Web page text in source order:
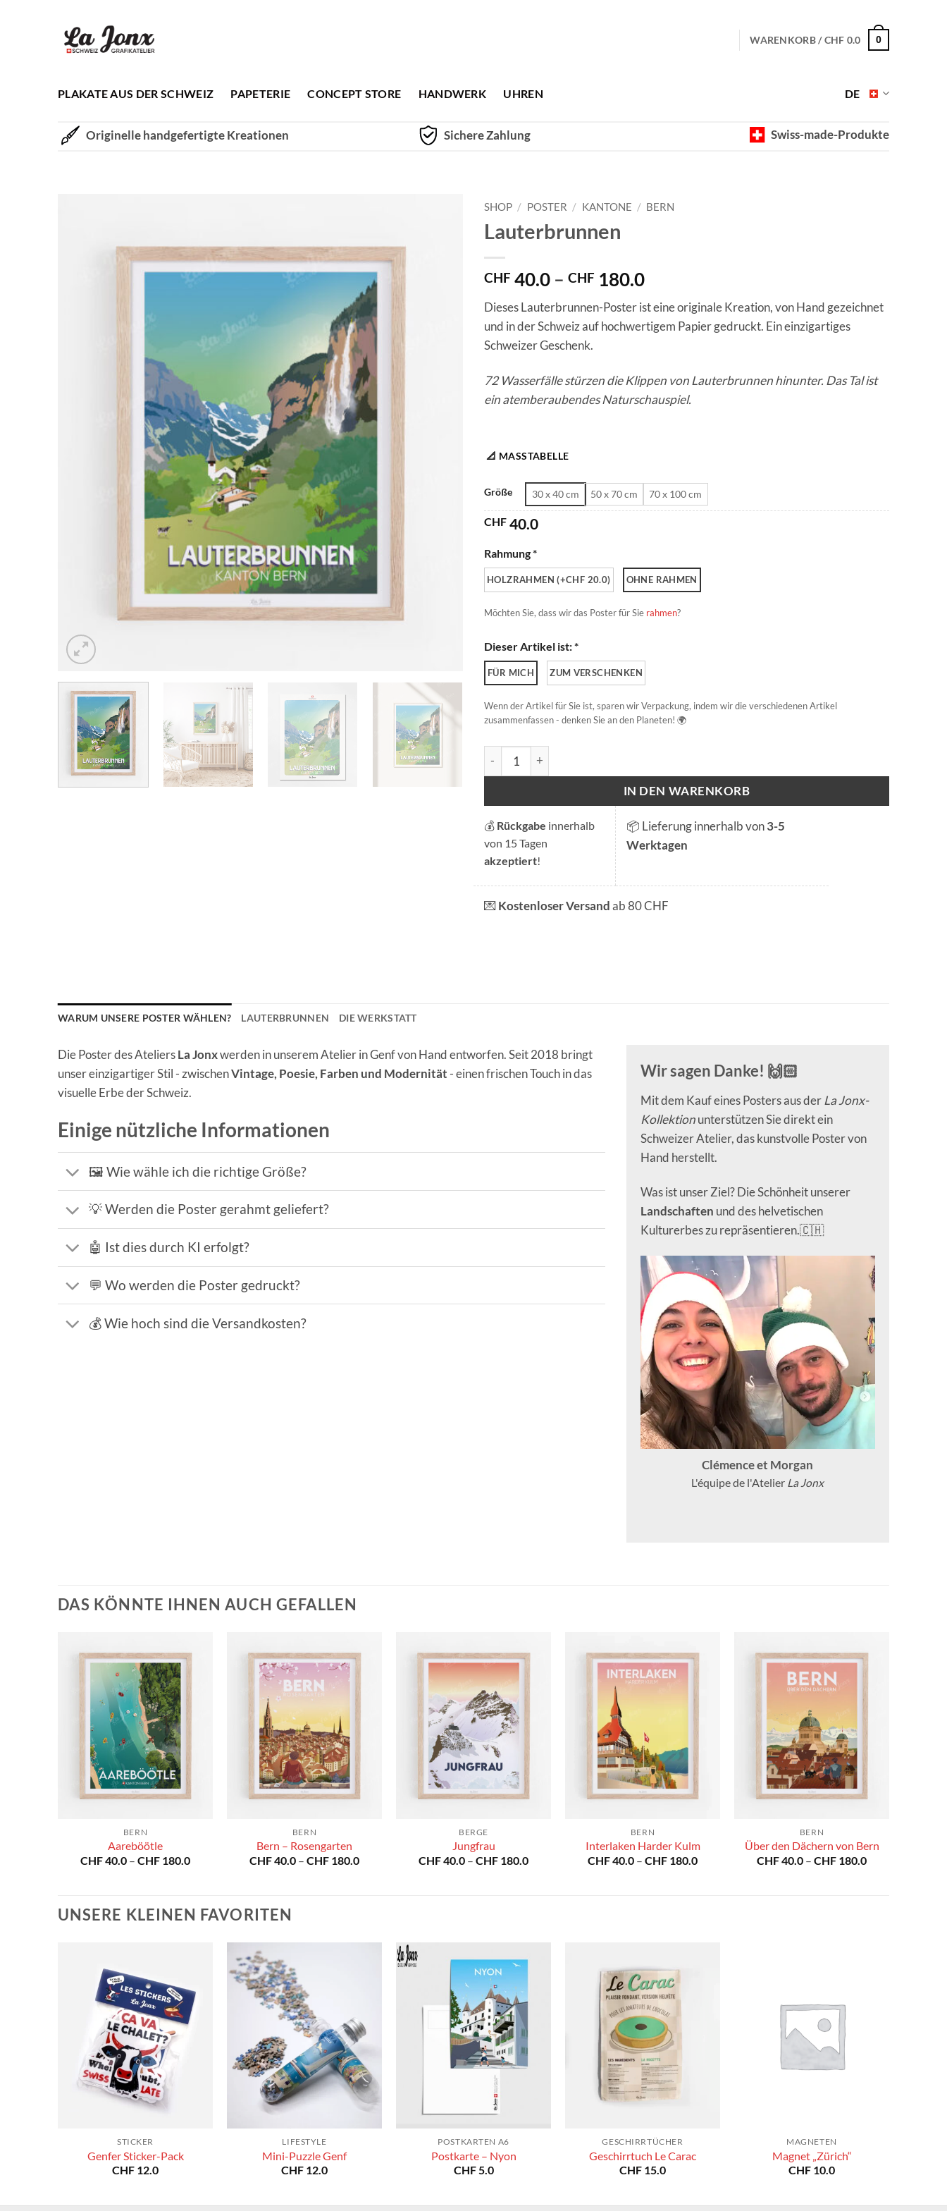
WARENKORB /CHF 0.0 0
PLAKATE AUS DER SCHWEIZ PAPETERIE CONCEPT STORE HANDWERK UHREN DE
Originelle handgefertigte Kreationen Sichere Zahlung Swiss-made-Produkte
SHOP / POSTER / KANTONE / BERN
Lauterbrunnen
CHF 40.0 – CHF 180.0Preisspanne:
CHF 40.0
bis
CHF 180.0
Dieses Lauterbrunnen-Poster ist eine originale Kreation, von Hand gezeichnet
und in der Schweiz auf hochwertigem Papier gedruckt. Ein einzigartiges
Schweizer Geschenk.
72 Wasserfälle stürzen die Klippen von Lauterbrunnen hinunter. Das Tal ist
ein atemberaubendes Naturschauspiel.
📐 MASSTABELLE
Größe 30 x 40 cm 50 x 70 cm 70 x 100 cm
CHF 40.0
Rahmung *
HOLZRAHMEN (+CHF 20.0) OHNE RAHMEN
Möchten Sie, dass wir das Poster für Sie rahmen?
Dieser Artikel ist: *
FÜR MICH ZUM VERSCHENKEN
Wenn der Artikel für Sie ist, sparen wir Verpackung, indem wir die verschiedenen Artikel
zusammenfassen - denken Sie an den Planeten! 🌍
Lauterbrunnen Menge
IN DEN WARENKORB
💰 Rückgabe innerhalb
von 15 Tagen
akzeptiert!
📦 Lieferung innerhalb von3-5
Werktagen
💌Kostenloser Versandab 80 CHF
WARUM UNSERE POSTER WÄHLEN? LAUTERBRUNNEN DIE WERKSTATT
Die Poster des AteliersLa Jonxwerden in unserem Atelier in Genf von Hand entworfen. Seit 2018 bringt
unser einzigartiger Stil - zwischenVintage, Poesie, Farben und Modernität- einen frischen Touch in das
visuelle Erbe der Schweiz.
Einige nützliche Informationen
🖼️ Wie wähle ich die richtige Größe?
💡 Werden die Poster gerahmt geliefert?
🤖 Ist dies durch KI erfolgt?
💬 Wo werden die Poster gedruckt?
💰 Wie hoch sind die Versandkosten?
Wir sagen Danke! 🙌🏻
Mit dem Kauf eines Posters aus der La Jonx-
Kollektionunterstützen Sie direkt ein
Schweizer Atelier, das kunstvolle Poster von
Hand herstellt.
Was ist unser Ziel? Die Schönheit unserer
Landschaften und des helvetischen
Kulturerbes zu repräsentieren.🇨🇭
Clémence et Morgan
L'équipe de l'Atelier La Jonx
DAS KÖNNTE IHNEN AUCH GEFALLEN
BERN
Aareböötle
CHF40.0 – CHF 180.0Preisspanne:
BERN
Bern – Rosengarten
CHF40.0 – CHF 180.0Preisspanne:
BERGE
Jungfrau
CHF40.0 – CHF 180.0Preisspanne:
BERN
Interlaken Harder Kulm
CHF40.0 – CHF 180.0Preisspanne:
BERN
Über den Dächern von Bern
CHF40.0 – CHF 180.0Preisspanne:
Preisspanne:
UNSERE KLEINEN FAVORITEN
STICKER
Genfer Sticker-Pack
CHF 12.0
LIFESTYLE
Mini-Puzzle Genf
CHF 12.0
POSTKARTEN A6
Postkarte – Nyon
CHF5.0
GESCHIRRTÜCHER
Geschirrtuch Le Carac
CHF 15.0
MAGNETEN
Magnet „Zürich“
CHF 10.0